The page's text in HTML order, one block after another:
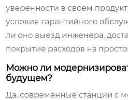
уверенности в своем
условия гарантийного
ли оно выезд инженера,
покрытие расходов на
Можно ли
будущем?
Да, современные станции с